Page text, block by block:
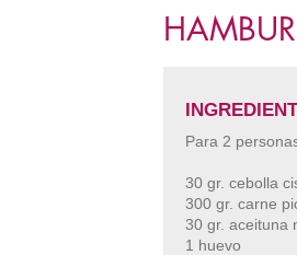
Para 2
30 gr. cebolla
300 gr. carne
30 gr. aceituna
1 huevo